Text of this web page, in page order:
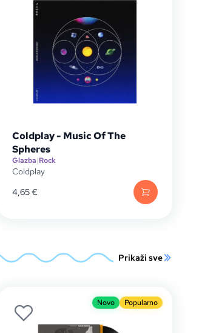
Coldplay - Music Of The
Spheres
Glazba|Rock
Coldplay
4,65€
Prikaži sve
Novo Popularno